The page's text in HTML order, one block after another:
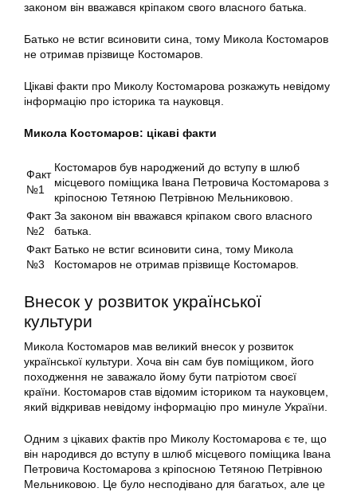
законом він вважався кріпаком свого власного батька.
Батько не встиг всиновити сина, тому Микола Костомаров
не отримав прізвище Костомаров.
Цікаві факти про Миколу Костомарова розкажуть невідому
інформацію про історика та науковця.
Микола Костомаров: цікаві факти
Факт
№1
Костомаров був народжений до вступу в шлюб
місцевого поміщика Івана Петровича Костомарова з
кріпосною Тетяною Петрівною Мельниковою.
Факт
№2
За законом він вважався кріпаком свого власного
батька.
Факт
№3
Батько не встиг всиновити сина, тому Микола
Костомаров не отримав прізвище Костомаров.
Внесок у розвиток української
культури
Микола Костомаров мав великий внесок у розвиток
української культури. Хоча він сам був поміщиком, його
походження не заважало йому бути патріотом своєї
країни. Костомаров став відомим істориком та науковцем,
який відкривав невідому інформацію про минуле України.
Одним з цікавих фактів про Миколу Костомарова є те, що
він народився до вступу в шлюб місцевого поміщика Івана
Петровича Костомарова з кріпосною Тетяною Петрівною
Мельниковою. Це було несподівано для багатьох, але це